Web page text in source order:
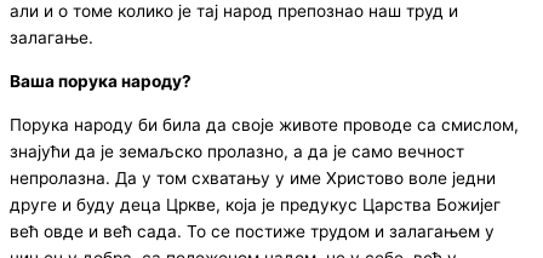
али и о томе колико је тај народ препознао наш труд и
залагање.
Ваша порука народу?
Порука народу би била да своје животе проводе са смислом,
знајући да је земаљско пролазно, а да је само вечност
непролазна. Да у том схватању у име Христово воле једни
друге и буду деца Цркве, која је предукус Царства Божијег
већ овде и већ сада. То се постиже трудом и залагањем у